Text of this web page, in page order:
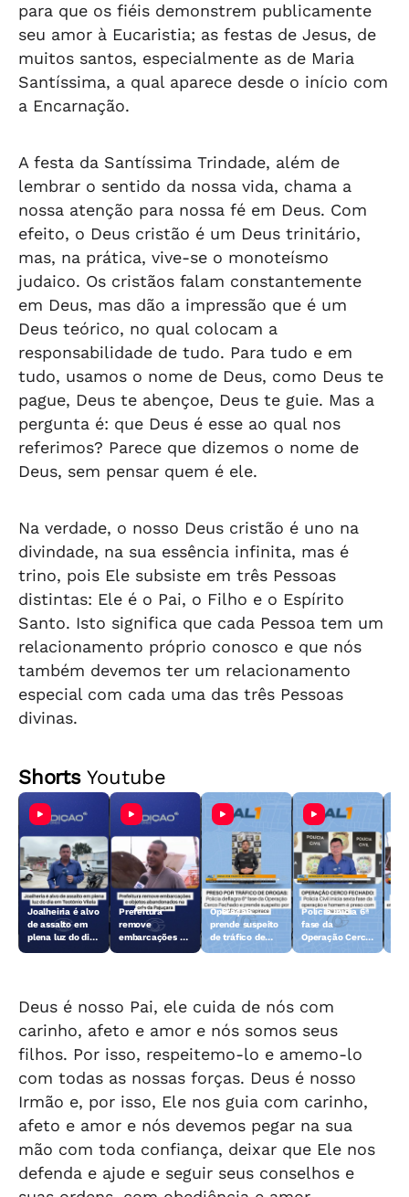
para que os fiéis demonstrem publicamente
seu amor à Eucaristia; as festas de Jesus, de
muitos santos, especialmente as de Maria
Santíssima, a qual aparece desde o início com
a Encarnação.
A festa da Santíssima Trindade, além de
lembrar o sentido da nossa vida, chama a
nossa atenção para nossa fé em Deus. Com
efeito, o Deus cristão é um Deus trinitário,
mas, na prática, vive-se o monoteísmo
judaico. Os cristãos falam constantemente
em Deus, mas dão a impressão que é um
Deus teórico, no qual colocam a
responsabilidade de tudo. Para tudo e em
tudo, usamos o nome de Deus, como Deus te
pague, Deus te abençoe, Deus te guie. Mas a
pergunta é: que Deus é esse ao qual nos
referimos? Parece que dizemos o nome de
Deus, sem pensar quem é ele.
Na verdade, o nosso Deus cristão é uno na
divindade, na sua essência infinita, mas é
trino, pois Ele subsiste em três Pessoas
distintas: Ele é o Pai, o Filho e o Espírito
Santo. Isto significa que cada Pessoa tem um
relacionamento próprio conosco e que nós
também devemos ter um relacionamento
especial com cada uma das três Pessoas
divinas.
ShortsYoutube
Joalheiria é alvo
de assalto em
plena luz do dia
Prefeitura
remove
embarcações e
Operação
prende suspeito
de tráfico de
Polícia inicia 6ª
fase da
Operação Cerco
Deus é nosso Pai, ele cuida de nós com
carinho, afeto e amor e nós somos seus
filhos. Por isso, respeitemo-lo e amemo-lo
com todas as nossas forças. Deus é nosso
Irmão e, por isso, Ele nos guia com carinho,
afeto e amor e nós devemos pegar na sua
mão com toda confiança, deixar que Ele nos
defenda e ajude e seguir seus conselhos e